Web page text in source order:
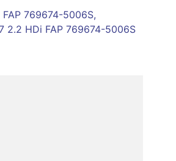
769674-5006S,
2.2 HDi FAP 769674-5006S